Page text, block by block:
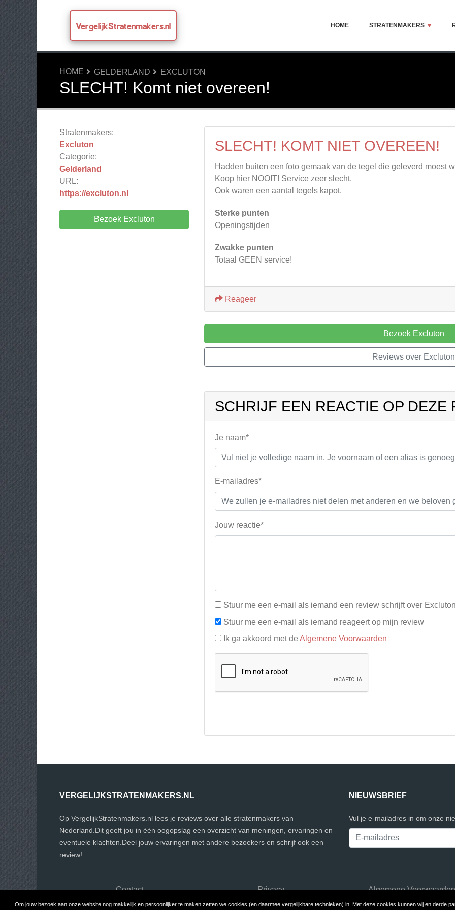
Om jouw bezoek aan onze website nog makkelijk en persoonlijker te maken zetten we cookies (en daarmee vergelijkbare technieken) in. Met deze cookies kunnen wij en derde
VergelijkStratenmakers.nl HOME STRATENMAKERS
HOME GELDERLAND EXCLUTON
SLECHT! Komt niet overeen!
Stratenmakers:
Excluton
Categorie:
Gelderland
URL:
https://excluton.nl
Bezoek Excluton
SLECHT! KOMT NIET OVEREEN!
Hadden buiten een foto gemaak van de tegel die geleverd moest
Koop hier NOOIT! Service zeer slecht.
Ook waren een aantal tegels kapot.
Sterke punten
Openingstijden
Zwakke punten
Totaal GEEN service!
Reageer
Bezoek Excluton
Reviews over Excluton
SCHRIJF EEN REACTIE OP DEZE
Je naam*
E-mailadres*
Jouw reactie*
Stuur me een e-mail als iemand een review schrijft over
Stuur me een e-mail als iemand reageert op mijn review
Ik ga akkoord met de Algemene Voorwaarden
VERGELIJKSTRATENMAKERS.NL
Op VergelijkStratenmakers.nl lees je reviews over alle stratenmakers van
Nederland.Dit geeft jou in één oogopslag een overzicht van meningen, ervaringen en
eventuele klachten.Deel jouw ervaringen met andere bezoekers en schrijf ook een
review!
NIEUWSBRIEF
Vul je e-mailadres in om onze
Contact Privacy Algemene Voorwaarden